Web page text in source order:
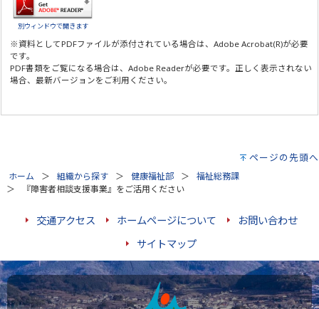
別ウィンドウで開きます
※資料としてPDFファイルが添付されている場合は、Adobe Acrobat(R)が必要
です。
PDF書類をご覧になる場合は、Adobe Readerが必要です。正しく表示されない
場合、最新バージョンをご利用ください。
ページの先頭へ
ホーム 組織から探す 健康福祉部
福祉総務課
『障害者相談支援事業』をご活用ください
交通アクセス ホームページについて
お問い合わせ
サイトマップ